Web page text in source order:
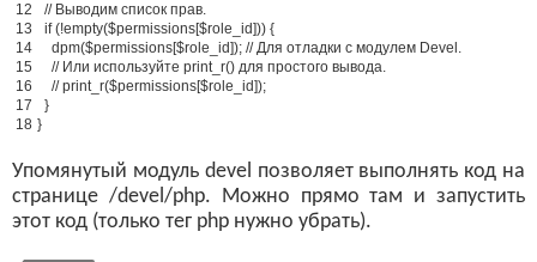
12
13
14
15
16
17
18
// Выводим список прав.
if (!empty($permissions[$role_id])) {
dpm($permissions[$role_id]); // Для отладки с модулем Devel.
// Или используйте print_r() для простого вывода.
// print_r($permissions[$role_id]);
}
}
Упомянутый модуль devel позволяет выполнять код на
странице /devel/php. Можно прямо там и запустить
этот код (только тег php нужно убрать).